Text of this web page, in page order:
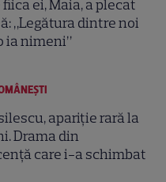
fiica ei, Maia, a plecat
„Legătura dintre noi
ia nimeni”
apariție rară la
Drama din
care i-a schimbat